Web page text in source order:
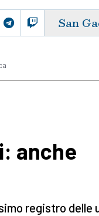
San
anche
registro delle